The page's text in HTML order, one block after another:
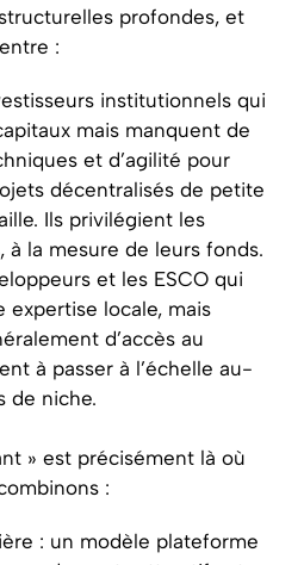
profondes, et
:
institutionnels qui
mais manquent de
et d’agilité pour
décentralisés de petite
Ils privilégient les
à la mesure de leurs fonds.
et les ESCO qui
expertise locale, mais
d’accès au
à passer à l’échelle au-
de niche.
» est précisément là où
:
: un modèle plateforme